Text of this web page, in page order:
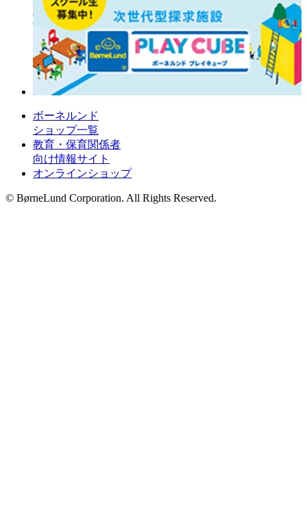
ボーネルンド
ショップ一覧
教育・保育関係者
向け情報サイト
オンラインショップ
© BørneLund Corporation. All Rights Reserved.